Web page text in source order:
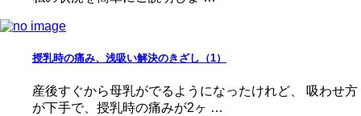
授乳時の痛み、浅吸い解決のきざし（1）
産後すぐから母乳がでるようになったけれど、 吸わせ方
が下手で、授乳時の痛みが2ヶ …